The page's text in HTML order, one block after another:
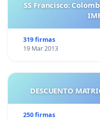
SS Francisco:
319 firmas
19 Mar 2013
250 firmas